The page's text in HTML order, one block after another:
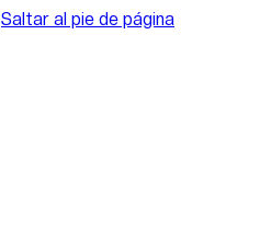
Saltar al pie de página